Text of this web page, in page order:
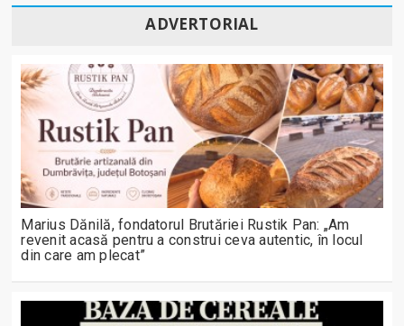
ADVERTORIAL
Marius Dănilă, fondatorul Brutăriei Rustik Pan: „Am
revenit acasă pentru a construi ceva autentic, în locul
din care am plecat”